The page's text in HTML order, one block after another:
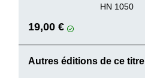
HN 1050
19,00 €
Autres éditions de ce titre